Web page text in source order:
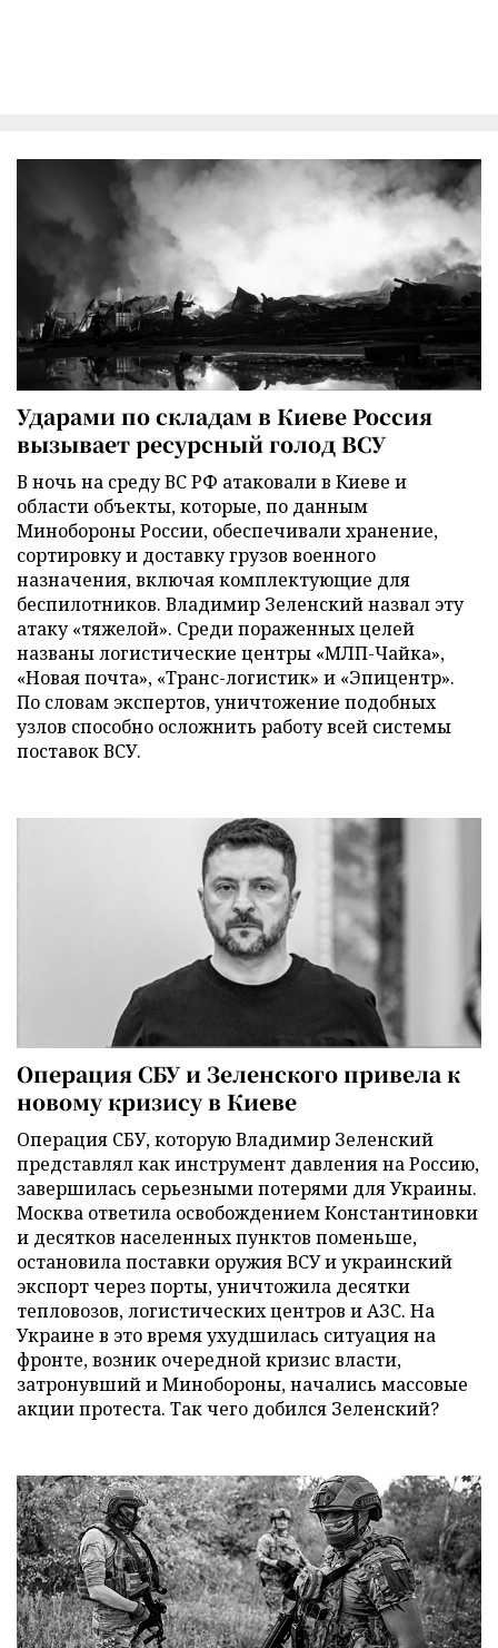
Ударами по складам в Киеве Россия
вызывает ресурсный голод ВСУ
В ночь на среду ВС РФ атаковали в Киеве и
области объекты, которые, по данным
Минобороны России, обеспечивали хранение,
сортировку и доставку грузов военного
назначения, включая комплектующие для
беспилотников. Владимир Зеленский назвал эту
атаку «тяжелой». Среди пораженных целей
названы логистические центры «МЛП-Чайка»,
«Новая почта», «Транс-логистик» и «Эпицентр».
По словам экспертов, уничтожение подобных
узлов способно осложнить работу всей системы
поставок ВСУ.
Операция СБУ и Зеленского привела к
новому кризису в Киеве
Операция СБУ, которую Владимир Зеленский
представлял как инструмент давления на Россию,
завершилась серьезными потерями для Украины.
Москва ответила освобождением Константиновки
и десятков населенных пунктов поменьше,
остановила поставки оружия ВСУ и украинский
экспорт через порты, уничтожила десятки
тепловозов, логистических центров и АЗС. На
Украине в это время ухудшилась ситуация на
фронте, возник очередной кризис власти,
затронувший и Минобороны, начались массовые
акции протеста. Так чего добился Зеленский?